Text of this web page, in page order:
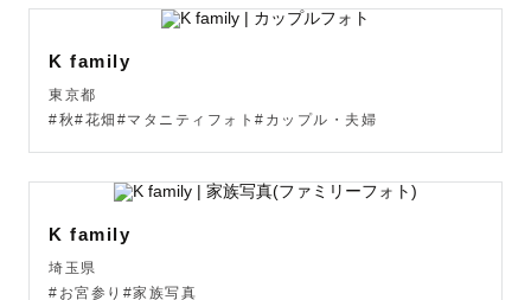
※混雑日程(3月4月10月11月)はお時間を限定しており、予
※混雑日程(3月4月10月11月)は埼玉や千葉など都内から離
れている撮影地は原則受付停止しております。
※早朝・深夜などの時間外撮影、前日の急なご予約も対応
可能です、ご相談くださいませ。
※都内から離れている場合、別途交通費をいただく場合が
ございます。
K family
東京都
#秋#花畑#マタニティフォト#カップル・夫婦
K family
埼玉県
#お宮参り#家族写真